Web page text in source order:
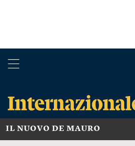
IL NUOVO DE MAURO